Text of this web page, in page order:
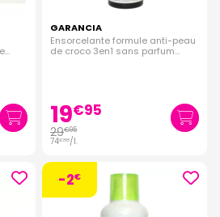
aider à atteindre une peau saine
des questions ou besoin de
n'hésitez pas à contacter notre
de la peau.
GARANCIA
Ensorcelante formule anti-peau
de croco 3en1 sans parfum
19€95
29€95
74€88/l.
-2€